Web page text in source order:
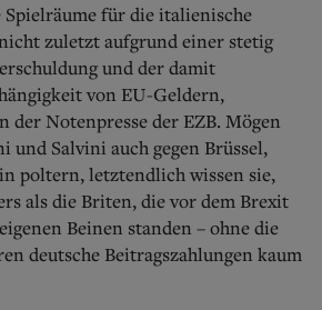
für die italienische
zuletzt aufgrund einer stetig
und der damit
von EU-Geldern,
der Notenpresse der EZB. Mögen
und Salvini auch gegen Brüssel,
poltern, letztendlich wissen sie,
als die Briten, die vor dem Brexit
Beinen standen – ohne die
deutsche Beitragszahlungen kaum